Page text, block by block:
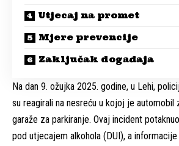
Utjecaj na promet
Mjere prevencije
Zaključak događaja
Na dan 9. ožujka 2025. godine, u Lehi,
su reagirali na nesreću u kojoj je automobil
garaže za parkiranje. Ovaj incident
pod utjecajem alkohola (DUI), a